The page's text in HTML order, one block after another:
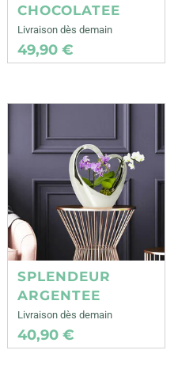
CHOCOLATEE
Livraison dès demain
49,90 €
SPLENDEUR
ARGENTEE
Livraison dès demain
40,90 €